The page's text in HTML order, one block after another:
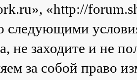
«http://
следующими
не заходите и не
за собой право